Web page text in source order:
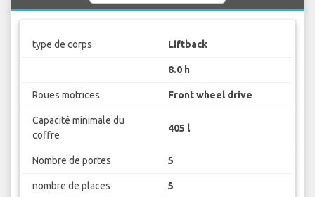
type de corps Liftback
8.0 h
Roues motrices Front wheel drive
Capacité minimale du
coffre
405 l
Nombre de portes 5
nombre de places 5